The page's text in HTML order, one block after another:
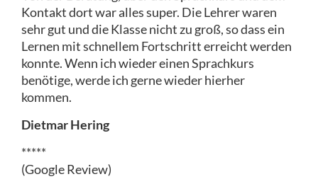
Kontakt dort war alles super. Die Lehrer waren
sehr gut und die Klasse nicht zu groß, so dass ein
Lernen mit schnellem Fortschritt erreicht werden
konnte. Wenn ich wieder einen Sprachkurs
benötige, werde ich gerne wieder hierher
kommen.
Dietmar Hering
*****
(Google Review)